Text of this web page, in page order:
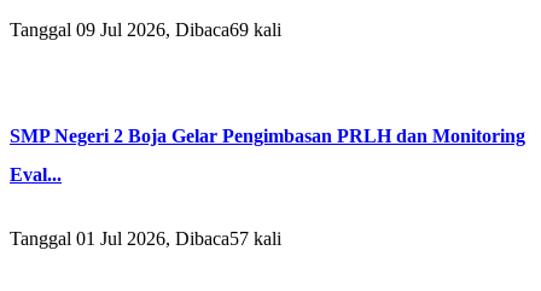
Tanggal 09 Jul 2026, Dibaca69 kali
SMP Negeri 2 Boja Gelar Pengimbasan PRLH dan Monitoring
Eval...
Tanggal 01 Jul 2026, Dibaca57 kali